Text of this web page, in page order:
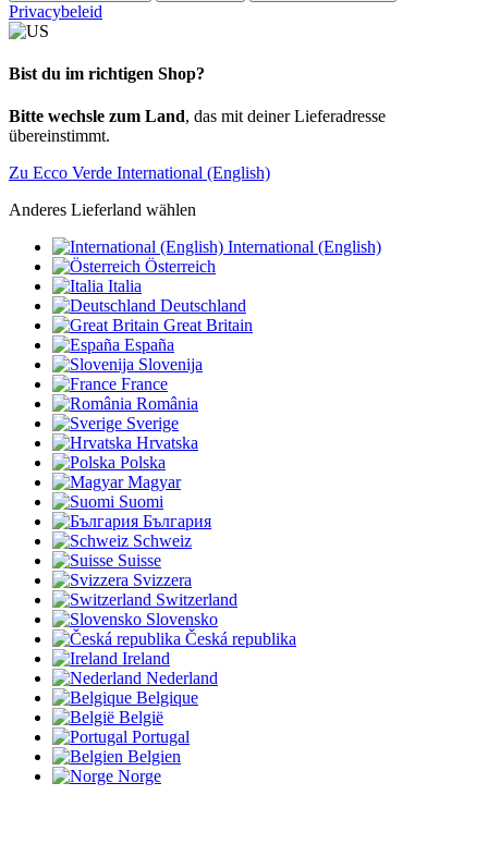
Privacybeleid
Bist du im richtigen Shop?
Bitte wechsle zum Land, das mit deiner Lieferadresse
übereinstimmt.
Zu Ecco Verde International (English)
Anderes Lieferland wählen
International (English)
Österreich
Italia
Deutschland
Great Britain
España
Slovenija
France
România
Sverige
Hrvatska
Polska
Magyar
Suomi
България
Schweiz
Suisse
Svizzera
Switzerland
Slovensko
Česká republika
Ireland
Nederland
Belgique
België
Portugal
Belgien
Norge